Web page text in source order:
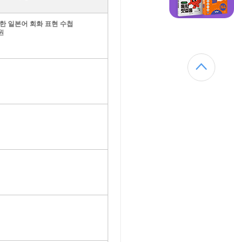
일본어 회화 표현 수첩